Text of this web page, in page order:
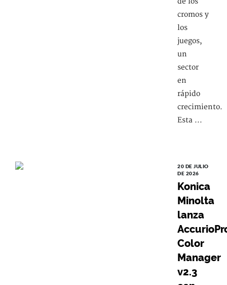
cromos y
los
juegos,
un
sector
en
rápido
crecimiento.
Esta ...
20 DE JULIO
DE 2026
Konica
Minolta
lanza
Color
Manager
v2.3